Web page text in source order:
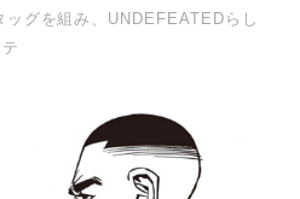
グを組み、UNDEFEATEDらし